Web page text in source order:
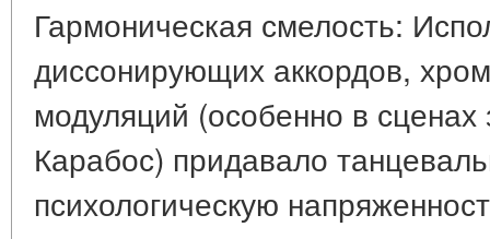
Гармоническая смелость:
диссонирующих аккордов,
модуляций (особенно в
Карабос) придавало
психологическую